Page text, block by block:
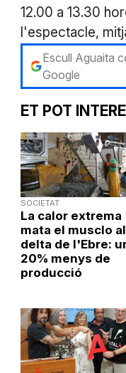
12.00 a 13.30
l'espectacle,
Escull Aguaita
Google
ET POT
SOCIETAT
La calor extrema
mata el musclo al
delta de l'Ebre:
20% menys de
producció